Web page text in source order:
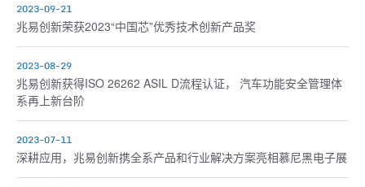
2023-09-21
兆易创新荣获2023“中国芯”优秀技术创新产品奖
2023-08-29
兆易创新获得ISO 26262 ASIL D流程认证， 汽车功能安全管理体
系再上新台阶
2023-07-11
深耕应用，兆易创新携全系产品和行业解决方案亮相慕尼黑电子展